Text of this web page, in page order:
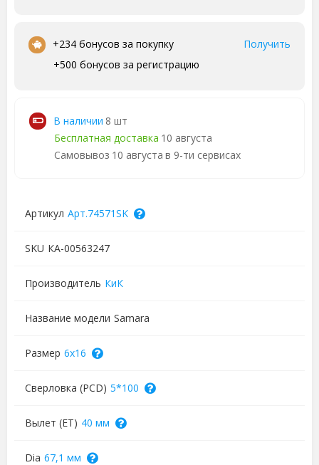
•
+234 бонусов за покупку
Получить
+500 бонусов за регистрацию
В наличии 8 шт
Бесплатная доставка 10 августа
Самовывоз 10 августа в 9-ти сервисах
Артикул Арт.74571SK
SKU КА-00563247
Производитель КиК
Название модели Samara
Размер 6x16
Сверловка (PCD) 5*100
Вылет (ET) 40 мм
Dia 67,1 мм